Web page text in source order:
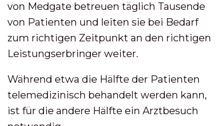
von Medgate betreuen täglich Tausende
von Patienten und leiten sie bei Bedarf
zum richtigen Zeitpunkt an den richtigen
Leistungserbringer weiter.
Während etwa die Hälfte der Patienten
telemedizinisch behandelt werden kann,
ist für die andere Hälfte ein Arztbesuch